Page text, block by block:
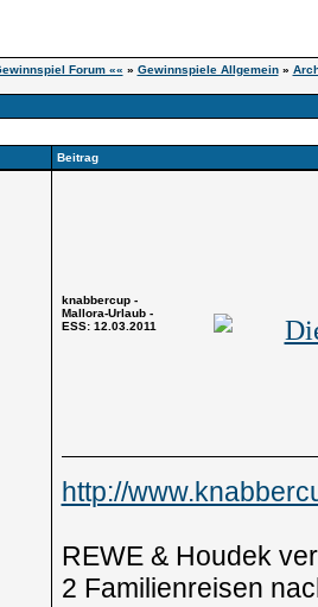
Forum «« » Gewinnspiele Allgemein»
Beitrag
knabbercup -
Mallora-Urlaub -
ESS: 12.03.2011
http://
REWE & Houdek
2 Familienreisen